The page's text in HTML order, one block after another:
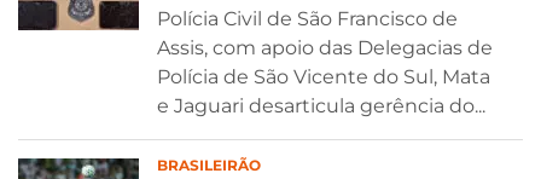
Polícia Civil de São Francisco de
Assis, com apoio das Delegacias de
Polícia de São Vicente do Sul, Mata
e Jaguari desarticula gerência do...
BRASILEIRÃO